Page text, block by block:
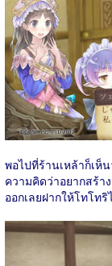
พอไปที่ร้านเหล้าก็เห็
ความคิดว่าอยากสร้า
ออกเลยฝากให้โทโท